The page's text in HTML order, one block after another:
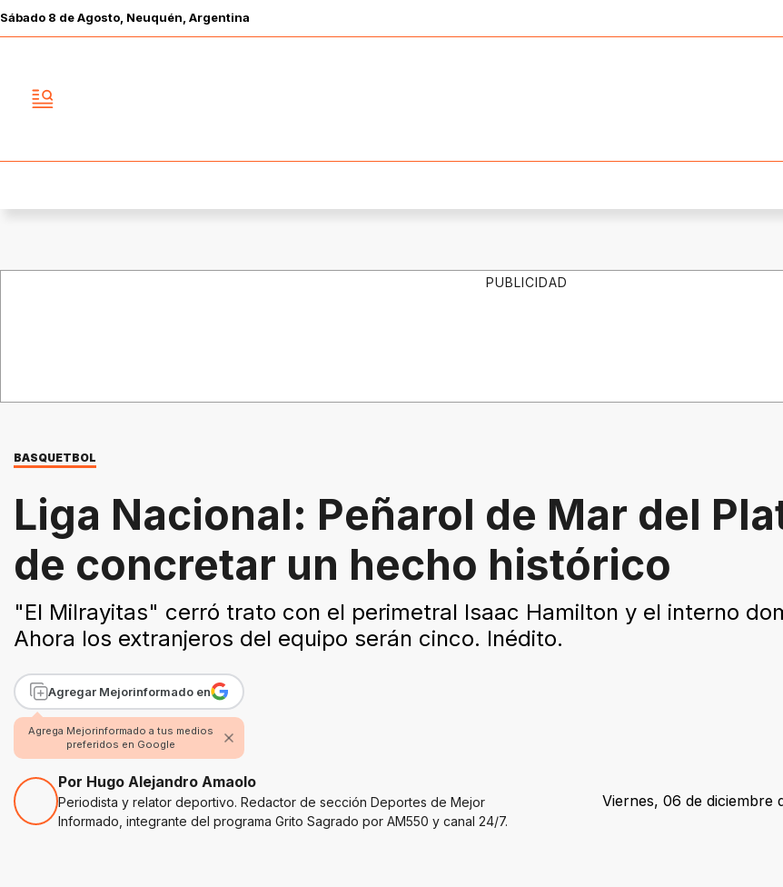
Sábado 8 deAgosto , Neuquén, Argentina
PUBLICIDAD
BASQUETBOL
Liga Nacional: Peñarol de Mar del
de concretar un hecho histórico
"El Milrayitas" cerró trato con el perimetral Isaac Hamilton y el interno
Ahora los extranjeros del equipo serán cinco. Inédito.
Agregar Mejorinformado en
Agrega Mejorinformado a tus medios
preferidos en Google
Por Hugo Alejandro Amaolo
Periodista y relator deportivo. Redactor de sección Deportes de Mejor
Informado, integrante del programa Grito Sagrado por AM550 y canal 24/7.
Viernes, 06 de diciembre